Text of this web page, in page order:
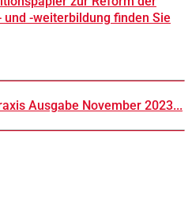
-weiterbildung finden Sie
Ausgabe November 2023...